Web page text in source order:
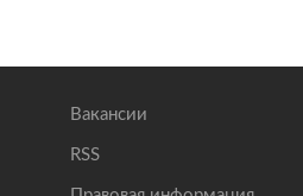
Вакансии
RSS